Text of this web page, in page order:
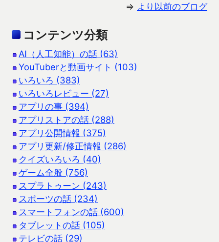
⇒ より以前のブログ
コンテンツ分類
AI（人工知能）の話 (63)
YouTuberと動画サイト (103)
いろいろ (383)
いろいろレビュー (27)
アプリの事 (394)
アプリストアの話 (288)
アプリ公開情報 (375)
アプリ更新/修正情報 (286)
クイズいろいろ (40)
ゲーム全般 (756)
スプラトゥーン (243)
スポーツの話 (234)
スマートフォンの話 (600)
タブレットの話 (105)
テレビの話 (29)